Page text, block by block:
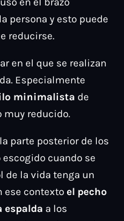
persona y esto puede
reducirse.
en el que se realizan
Especialmente
minimalista de
muy reducido.
parte posterior de los
cuando se
de la vida tenga un
ese contextoel pecho
espalda a los